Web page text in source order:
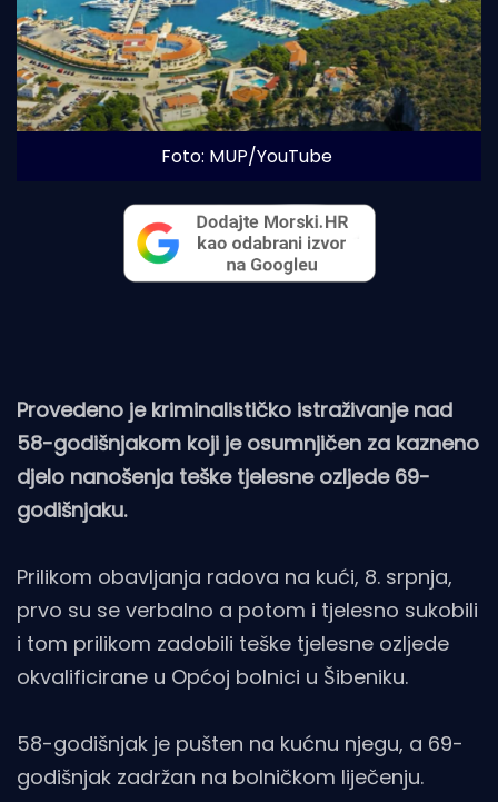
Foto: MUP/YouTube
Provedeno je kriminalističko istraživanje nad
58-godišnjakom koji je osumnjičen za kazneno
djelo nanošenja teške tjelesne ozljede 69-
godišnjaku.
Prilikom obavljanja radova na kući, 8. srpnja,
prvo su se verbalno a potom i tjelesno sukobili
i tom prilikom zadobili teške tjelesne ozljede
okvalificirane u Općoj bolnici u Šibeniku.
58-godišnjak je pušten na kućnu njegu, a 69-
godišnjak zadržan na bolničkom liječenju.